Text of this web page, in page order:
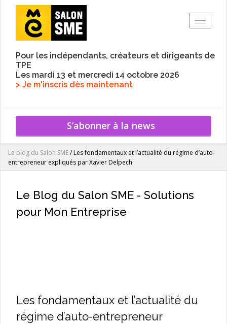
Pour les indépendants, créateurs et dirigeants de
TPE
Les mardi 13 et mercredi 14 octobre 2026
> Je m'inscris dès maintenant
S’abonner à la news
Le blog du Salon SME/Les fondamentaux et l’actualité du régime d’auto-
entrepreneur expliqués par Xavier Delpech.
Le Blog du Salon SME - Solutions
pour Mon Entreprise
Les fondamentaux et l’actualité du
régime d’auto-entrepreneur